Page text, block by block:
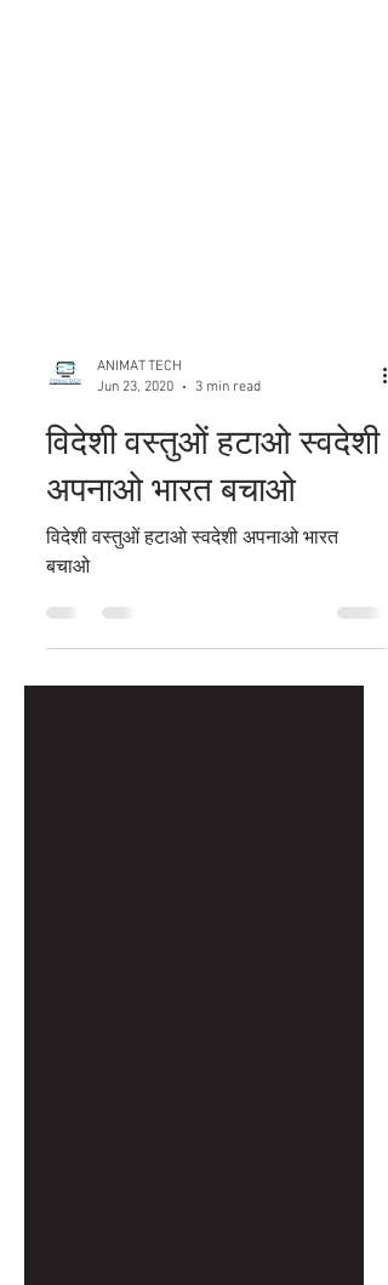
ANIMAT TECH
Jun 23, 2020
3 min read
विदेशी वस्तुओं हटाओ स्वदेशी
अपनाओ भारत बचाओ